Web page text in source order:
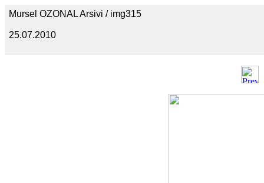
Mursel OZONAL Arsivi / img315
25.07.2010